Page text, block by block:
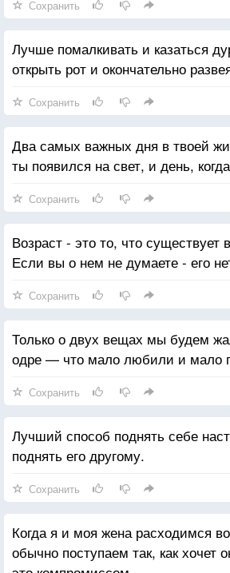
Сохранить
Лучше помалкивать и казаться
открыть рот и окончательно
Сохранить
Два самых важных дня в твоей
ты появился на свет, и день,
Сохранить
Возраст - это то, что
Если вы о нем не думаете - его
Сохранить
Только о двух вещах мы будем
одре — что мало любили и мало
Сохранить
Лучший способ поднять себе
поднять его другому.
Сохранить
Когда я и моя жена расходимся
обычно поступаем так, как хочет